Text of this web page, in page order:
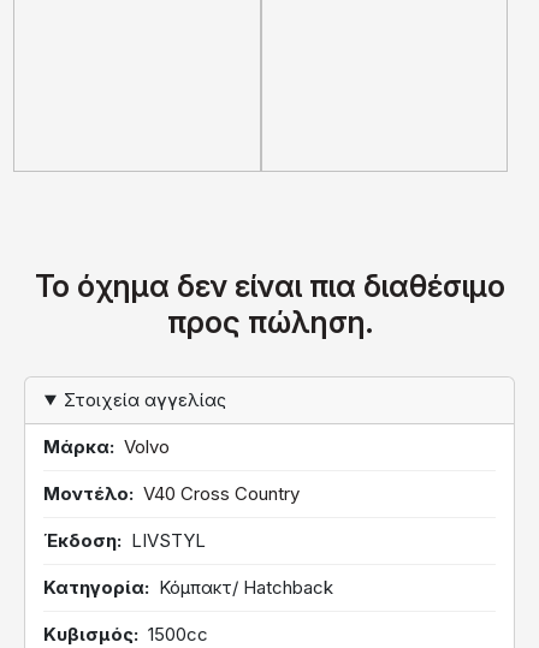
Το όχημα δεν είναι πια διαθέσιμο
προς πώληση.
Στοιχεία αγγελίας
Μάρκα Volvo
Μοντέλο V40 Cross Country
Έκδοση LIVSTYL
Κατηγορία Κόμπακτ/ Hatchback
Κυβισμός 1500cc